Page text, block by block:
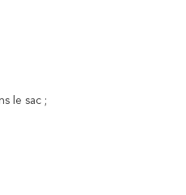
le sac ;